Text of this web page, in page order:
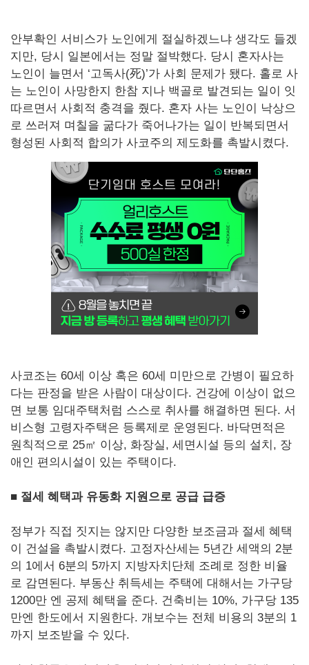
안부확인 서비스가 노인에게 절실하겠느냐 생각도 들겠
지만, 당시 일본에서는 정말 절박했다. 당시 혼자사는
노인이 늘면서 ‘고독사(死)’가 사회 문제가 됐다. 홀로 사
는 노인이 사망한지 한참 지나 백골로 발견되는 일이 잇
따르면서 사회적 충격을 줬다. 혼자 사는 노인이 낙상으
로 쓰러져 며칠을 굶다가 죽어나가는 일이 반복되면서
형성된 사회적 합의가 사코주의 제도화를 촉발시켰다.
사코조는 60세 이상 혹은 60세 미만으로 간병이 필요하
다는 판정을 받은 사람이 대상이다. 건강에 이상이 없으
면 보통 임대주택처럼 스스로 취사를 해결하면 된다. 서
비스형 고령자주택은 등록제로 운영된다. 바닥면적은
원칙적으로 25㎡ 이상, 화장실, 세면시설 등의 설치, 장
애인 편의시설이 있는 주택이다.
■ 절세 혜택과 유동화 지원으로 공급 급증
정부가 직접 짓지는 않지만 다양한 보조금과 절세 혜택
이 건설을 촉발시켰다. 고정자산세는 5년간 세액의 2분
의 1에서 6분의 5까지 지방자치단체 조례로 정한 비율
로 감면된다. 부동산 취득세는 주택에 대해서는 가구당
1200만 엔 공제 혜택을 준다. 건축비는 10%, 가구당 135
만엔 한도에서 지원한다. 개보수는 전체 비용의 3분의 1
까지 보조받을 수 있다.